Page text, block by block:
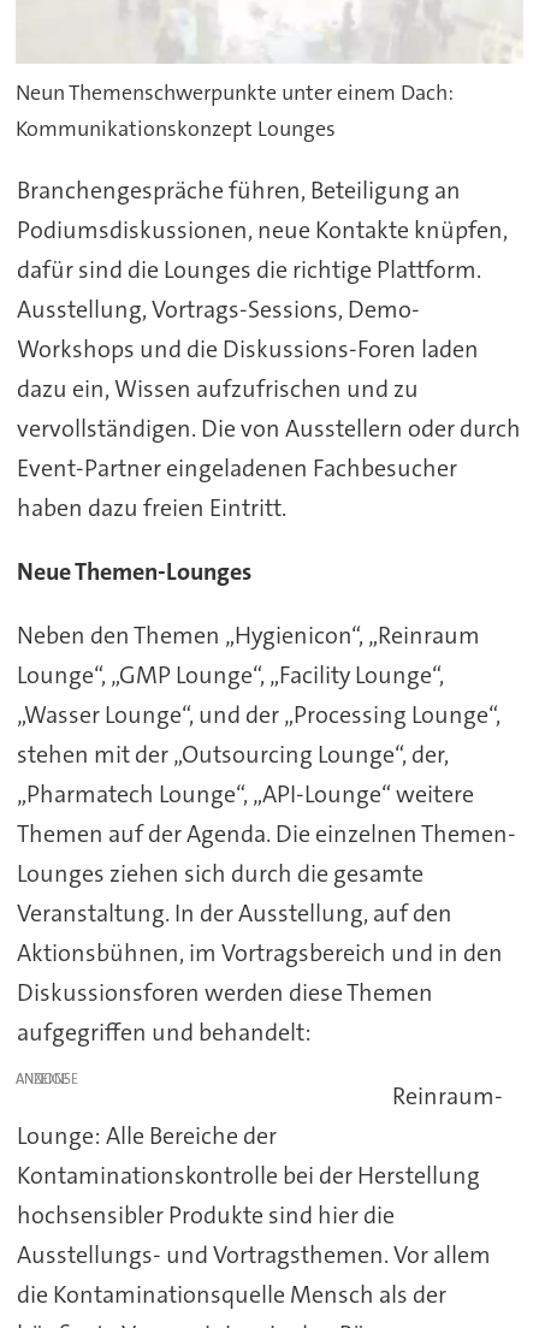
Neun Themenschwerpunkte unter einem Dach:
Kommunikationskonzept Lounges
Branchengespräche führen, Beteiligung an
Podiumsdiskussionen, neue Kontakte knüpfen,
dafür sind die Lounges die richtige Plattform.
Ausstellung, Vortrags-Sessions, Demo-
Workshops und die Diskussions-Foren laden
dazu ein, Wissen aufzufrischen und zu
vervollständigen. Die von Ausstellern oder durch
Event-Partner eingeladenen Fachbesucher
haben dazu freien Eintritt.
Neue Themen-Lounges
Neben den Themen „Hygienicon“, „Reinraum
Lounge“, „GMP Lounge“, „Facility Lounge“,
„Wasser Lounge“, und der „Processing Lounge“,
stehen mit der „Outsourcing Lounge“, der,
„Pharmatech Lounge“, „API-Lounge“ weitere
Themen auf der Agenda. Die einzelnen Themen-
Lounges ziehen sich durch die gesamte
Veranstaltung. In der Ausstellung, auf den
Aktionsbühnen, im Vortragsbereich und in den
Diskussionsforen werden diese Themen
aufgegriffen und behandelt:
ANZEIGE
Reinraum-
Lounge: Alle Bereiche der
Kontaminationskontrolle bei der Herstellung
hochsensibler Produkte sind hier die
Ausstellungs- und Vortragsthemen. Vor allem
die Kontaminationsquelle Mensch als der